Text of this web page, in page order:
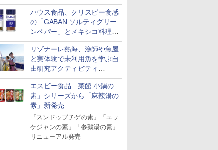
リポストキャンペーン実施
ハウス食品、クリスピー食感
の「GABAN ソルティグリー
ンペパー」とメキシコ料理に
合う「GABAN チポトレペパ
ー」発売
リゾナーレ熱海、漁師や魚屋
と実体験で未利用魚を学ぶ自
由研究アクティビティ
「Fisherman's Academy」を
実施中
エスビー食品「菜館 小鍋の
素」シリーズから「麻辣湯の
素」新発売
「スンドゥブチゲの素」「ユッ
ケジャンの素」「参鶏湯の素」
リニューアル発売